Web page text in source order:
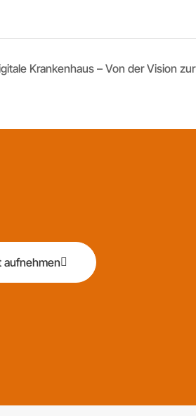
Krankenhaus – Von der Vision zur
aufnehmen